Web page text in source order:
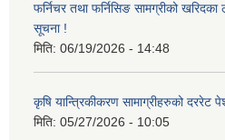
फर्निचर तथा फर्निसिङ सामग्रीको खरिदका
सूचना !
मिति: 06/19/2026 - 14:48
कृषि यान्त्रिकीकरण सामाग्रीहरुको दररेट
मिति: 05/27/2026 - 10:05